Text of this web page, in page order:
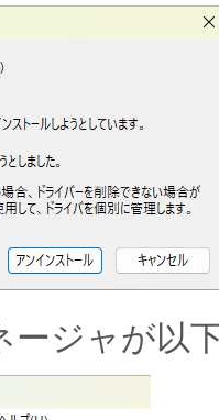
ジャが以